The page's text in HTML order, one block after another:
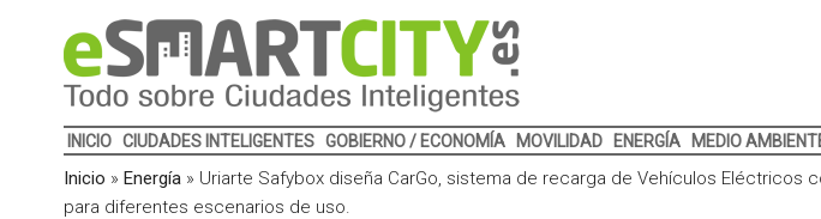
INICIO CIUDADES INTELIGENTES GOBIERNO / ECONOMÍA MOVILIDAD ENERGÍA MEDIO
Inicio » Energía» Uriarte Safybox diseña CarGo, sistema de recarga de Vehículos Eléctricos
para diferentes escenarios de uso.